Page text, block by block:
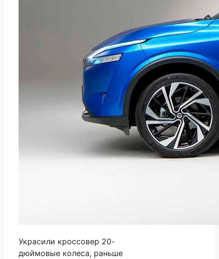
Украсили кроссовер 20-
дюймовые колеса, раньше